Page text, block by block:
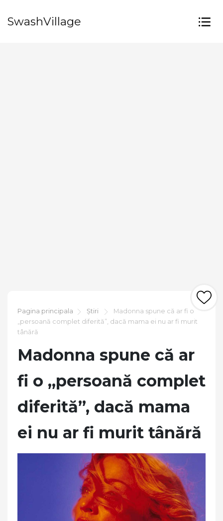
SwashVillage
Pagina principala Știri
Madonna spune că ar fi o
„persoană complet diferită”, dacă mama ei nu ar fi murit
tânără
Madonna spune că ar
fi o „persoană complet
diferită”, dacă mama
ei nu ar fi murit tânără